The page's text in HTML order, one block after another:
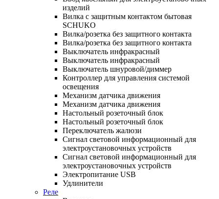
изделий
Вилка с защитным контактом бытовая
SCHUKO
Вилка/розетка без защитного контакта
Вилка/розетка без защитного контакта
Выключатель инфракрасный
Выключатель инфракрасный
Выключатель шнуровой/диммер
Контроллер для управления системой
освещения
Механизм датчика движения
Механизм датчика движения
Настольный розеточный блок
Настольный розеточный блок
Переключатель жалюзи
Сигнал световой информационный для
электроустановочных устройств
Сигнал световой информационный для
электроустановочных устройств
Электропитание USB
Удлинители
Реле